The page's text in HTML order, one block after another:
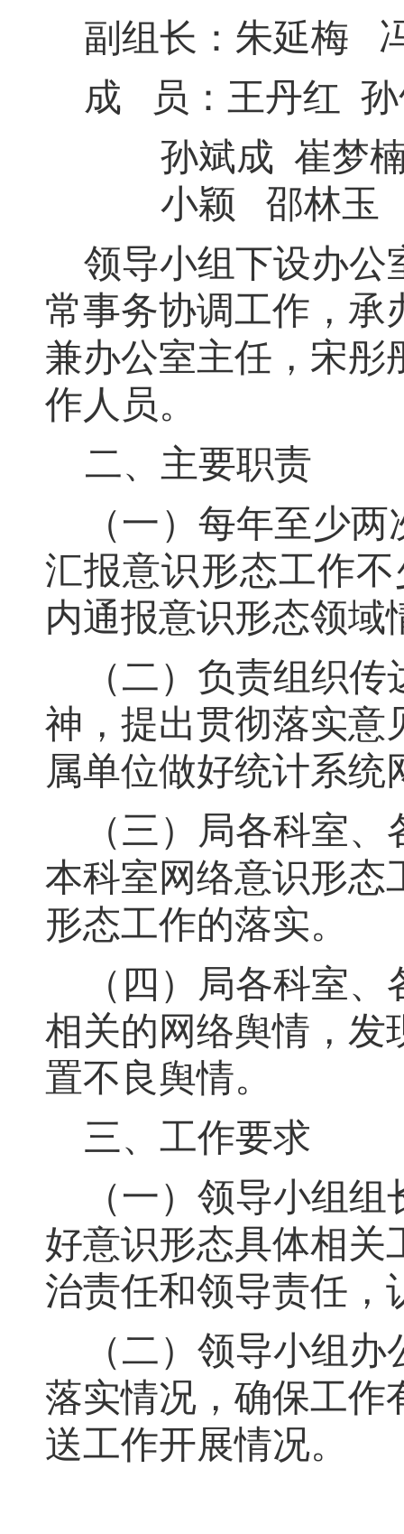
副组长：朱延梅
成
员：王丹红
孙斌成 崔梦
小颖
邵林玉
领导小组下设办公
常事务协调工作 ， 承
兼办公室主任 ， 宋彤
作人员。
二、 主要职责
（一）每年至少
汇报意识形态工作
内通报意识形态领域
（二）负责组织传
神 ， 提出贯彻落实意
属单位做好统计系
（三 ）
局各科室、
本科室网络意识形态
形态工作的落实。
（ 四 ）
局各科室、
相关的网络舆情 ， 发
置不良舆情。
三、工作要求
（一）领导小组
好意识形态具体相关
治责任和领导责任 ，
（二）领导小组
落实情况 ， 确保工作
送工作开展情况。